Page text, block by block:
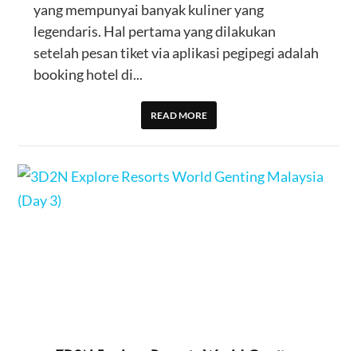
yang mempunyai banyak kuliner yang
legendaris. Hal pertama yang dilakukan
setelah pesan tiket via aplikasi pegipegi adalah
booking hotel di...
READ MORE